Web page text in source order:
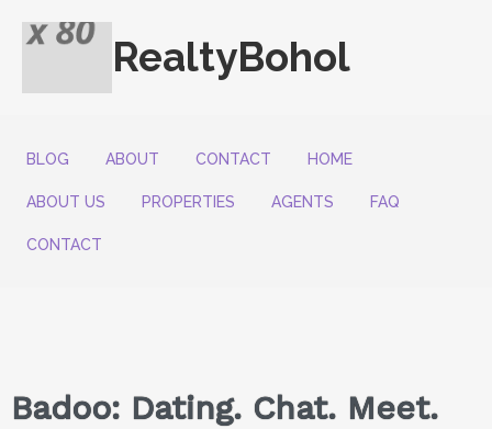
RealtyBohol
BLOG ABOUT CONTACT HOME
ABOUT US PROPERTIES AGENTS FAQ
CONTACT
Badoo: Dating. Chat. Meet.